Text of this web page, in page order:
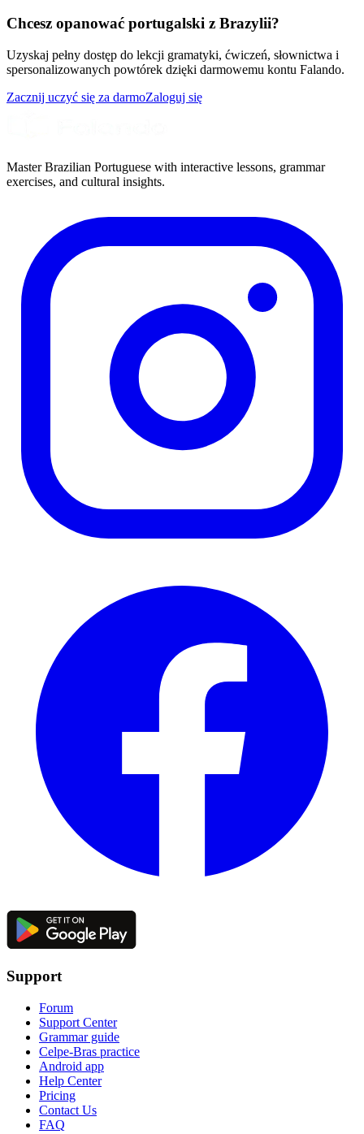
Chcesz opanować portugalski z Brazylii?
Uzyskaj pełny dostęp do lekcji gramatyki, ćwiczeń, słownictwa i
spersonalizowanych powtórek dzięki darmowemu kontu Falando.
Zacznij uczyć się za darmoZaloguj się
Master Brazilian Portuguese with interactive lessons, grammar
exercises, and cultural insights.
Support
Forum
Support Center
Grammar guide
Celpe-Bras practice
Android app
Help Center
Pricing
Contact Us
FAQ